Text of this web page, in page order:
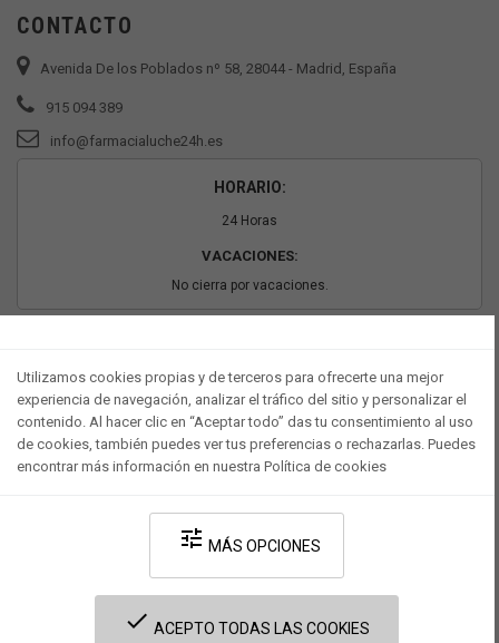
CONTACTO
Avenida De los Poblados nº 58, 28044 - Madrid, España
915 094 389
info@farmacialuche24h.es
HORARIO:
24 Horas
VACACIONES:
No cierra por vacaciones.
Desarrollado por V·Farma-Política de privacidad-Política de cookies
Términos y condiciones legales
Utilizamos cookies propias y de terceros para ofrecerte una mejor
experiencia de navegación, analizar el tráfico del sitio y personalizar el
contenido. Al hacer clic en “Aceptar todo” das tu consentimiento al uso
de cookies, también puedes ver tus preferencias o rechazarlas. Puedes
encontrar más información en nuestra Política de cookies
tune MÁS OPCIONES
done ACEPTO TODAS LAS COOKIES